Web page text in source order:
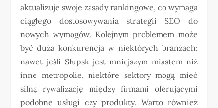
aktualizuje swoje zasady rankingowe, co wymaga
ciągłego dostosowywania strategii SEO do
nowych wymogów. Kolejnym problemem może
być duża konkurencja w niektórych branżach;
nawet jeśli Słupsk jest mniejszym miastem niż
inne metropolie, niektóre sektory mogą mieć
silną rywalizację między firmami oferującymi
podobne usługi czy produkty. Warto również